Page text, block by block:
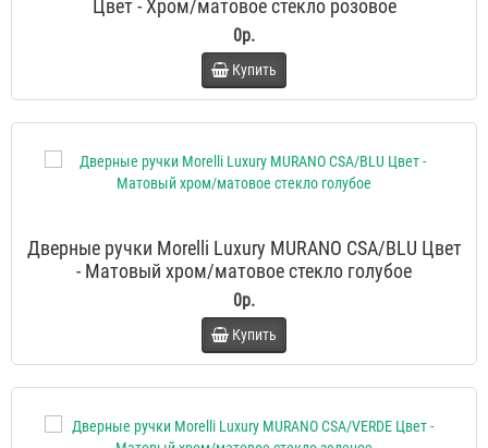
Цвет - Хром/матовое стекло розовое
0р.
Купить
Дверные ручки Morelli Luxury MURANO CSA/BLU Цвет
- Матовый хром/матовое стекло голубое
0р.
Купить